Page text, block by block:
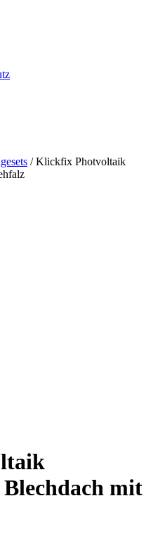
/ Klickfix Photvoltaik
mit